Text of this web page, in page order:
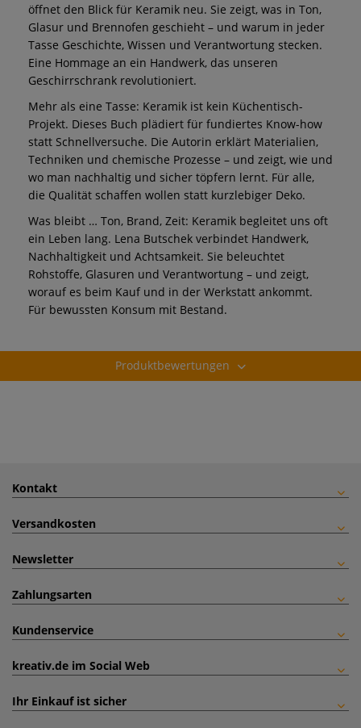
öffnet den Blick für Keramik neu. Sie zeigt, was in Ton,
Glasur und Brennofen geschieht – und warum in jeder
Tasse Geschichte, Wissen und Verantwortung stecken.
Eine Hommage an ein Handwerk, das unseren
Geschirrschrank revolutioniert.
Mehr als eine Tasse: Keramik ist kein Küchentisch-
Projekt. Dieses Buch plädiert für fundiertes Know-how
statt Schnellversuche. Die Autorin erklärt Materialien,
Techniken und chemische Prozesse – und zeigt, wie und
wo man nachhaltig und sicher töpfern lernt. Für alle,
die Qualität schaffen wollen statt kurzlebiger Deko.
Was bleibt … Ton, Brand, Zeit: Keramik begleitet uns oft
ein Leben lang. Lena Butschek verbindet Handwerk,
Nachhaltigkeit und Achtsamkeit. Sie beleuchtet
Rohstoffe, Glasuren und Verantwortung – und zeigt,
worauf es beim Kauf und in der Werkstatt ankommt.
Für bewussten Konsum mit Bestand.
Produktbewertungen
Kontakt
Versandkosten
Newsletter
Zahlungsarten
Kundenservice
kreativ.de im Social Web
Ihr Einkauf ist sicher